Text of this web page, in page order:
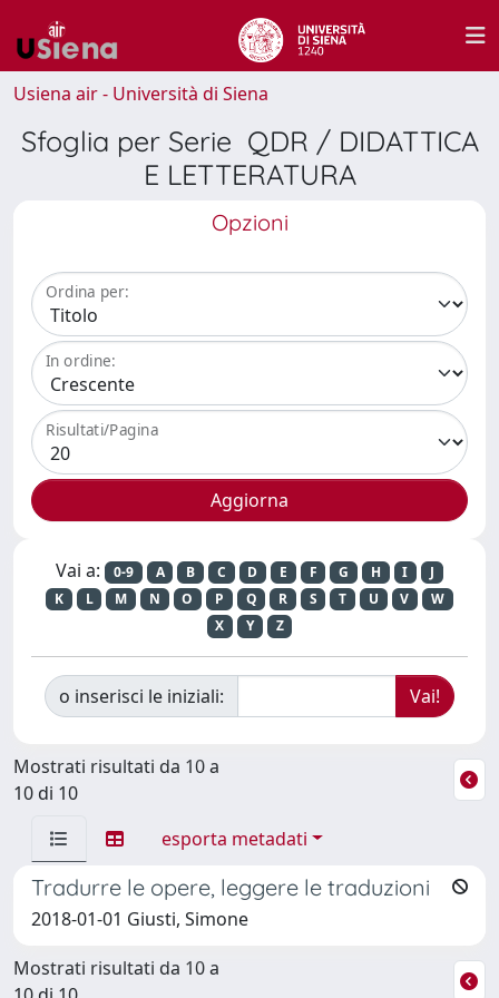
Usiena air - Università di Siena
Sfoglia per Serie QDR / DIDATTICA
E LETTERATURA
Opzioni
Ordina per:
In ordine:
Risultati/Pagina
Vai a: 0-9 A B C D E F G H I
J
K
L M N O P Q R S T U V
W
X
Y Z
o inserisci le iniziali:
Mostrati risultati da 10 a
10 di 10
esporta metadati
Tradurre le opere, leggere le traduzioni
2018-01-01 Giusti, Simone
Mostrati risultati da 10 a